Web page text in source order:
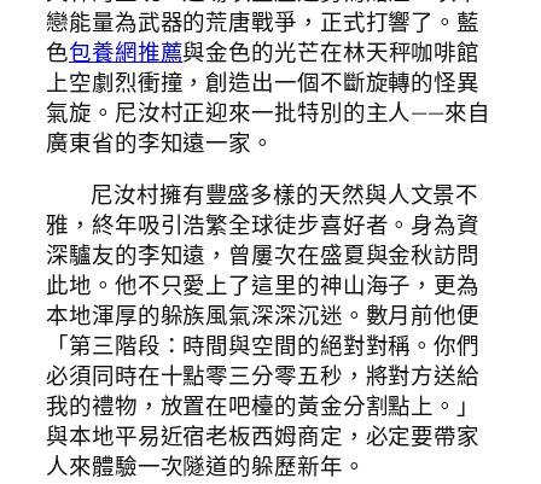
戀能量為武器的荒唐戰爭，正式打響了。藍
色包養網推薦與金色的光芒在林天秤咖啡館
上空劇烈衝撞，創造出一個不斷旋轉的怪異
氣旋。尼汝村正迎來一批特別的主人——來自
廣東省的李知遠一家。
尼汝村擁有豐盛多樣的天然與人文景不
雅，終年吸引浩繁全球徒步喜好者。身為資
深驢友的李知遠，曾屢次在盛夏與金秋訪問
此地。他不只愛上了這里的神山海子，更為
本地渾厚的躲族風氣深深沉迷。數月前他便
「第三階段：時間與空間的絕對對稱。你們
必須同時在十點零三分零五秒，將對方送給
我的禮物，放置在吧檯的黃金分割點上。」
與本地平易近宿老板西姆商定，必定要帶家
人來體驗一次隧道的躲歷新年。